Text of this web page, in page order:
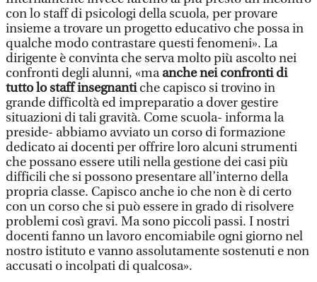
con lo staff di psicologi della scuola, per provare
insieme a trovare un progetto educativo che possa in
qualche modo contrastare questi fenomeni». La
dirigente è convinta che serva molto più ascolto nei
confronti degli alunni, «maanche nei confronti di
tutto lo staff insegnantiche capisco si trovino in
grande difficoltà ed impreparatio a dover gestire
situazioni di tali gravità. Come scuola- informa la
preside- abbiamo avviato un corso di formazione
dedicato ai docenti per offrire loro alcuni strumenti
che possano essere utili nella gestione dei casi più
difficili che si possono presentare all’interno della
propria classe. Capisco anche io che non è di certo
con un corso che si può essere in grado di risolvere
problemi così gravi. Ma sono piccoli passi. I nostri
docenti fanno un lavoro encomiabile ogni giorno nel
nostro istituto e vanno assolutamente sostenuti e non
accusati o incolpati di qualcosa».